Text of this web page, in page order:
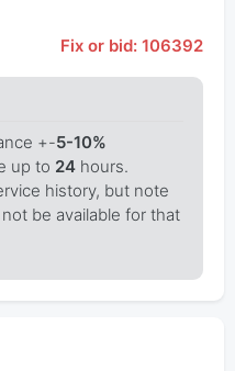
Fix or bid: 106392
+-5-10%
up to 24hours.
history, but note
be available for that